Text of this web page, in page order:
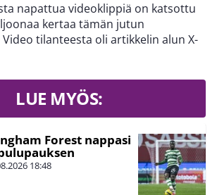
napattua videoklippiä on katsottu
kertaa tämän jutun
tilanteesta oli artikkelin alun X-
LUE MYÖS:
Forest nappasi
18:48